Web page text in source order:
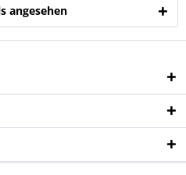
angesehen